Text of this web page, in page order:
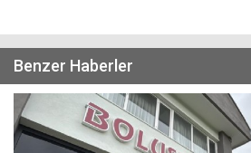
Benzer Haberler